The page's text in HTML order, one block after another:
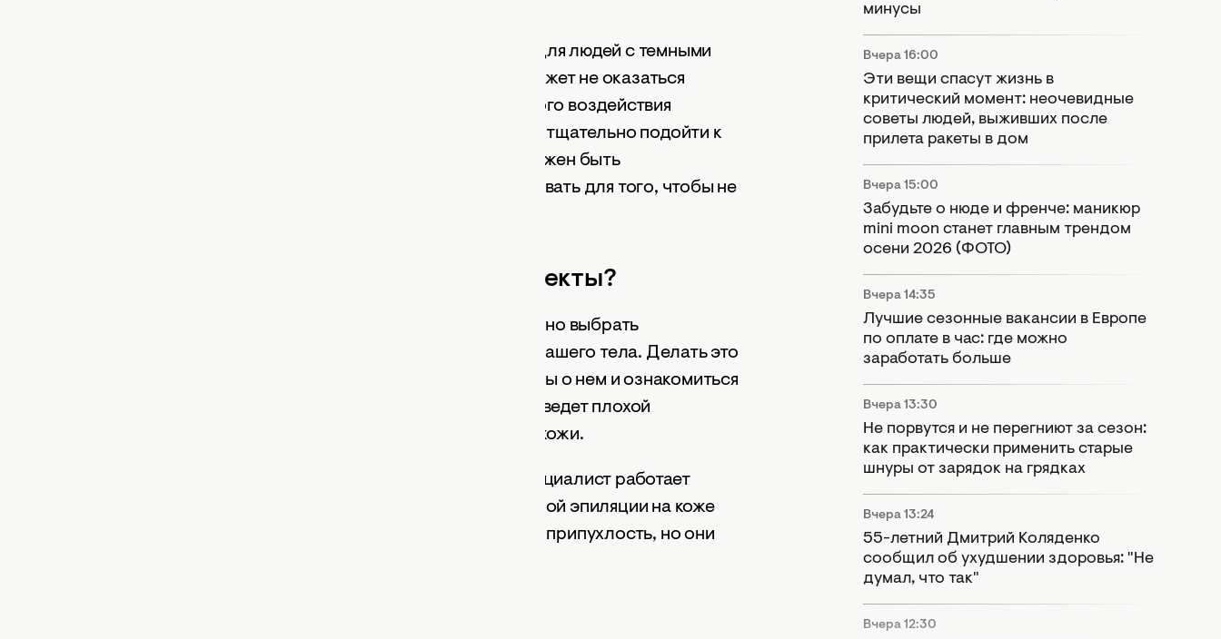
Более эффективна процедура лазерной эпиляции для людей с темными
волосами и светлой кожей, а вот у светловолосых может не оказаться
достаточного количества пигмента для эффективного воздействия
аппарата. Темнокожим и темноволосым людям стоит тщательно подойти к
выбору специалиста по лазерной эпиляции – он должен быть
профессионалом и понимать, какой лазер использовать для того, чтобы не
У лазерной эпиляции есть побочные эффекты?
Перед тем, как решиться на лазерную эпиляцию, важно выбрать
специалиста, который займется удалением волос с вашего тела. Делать это
стоит очень тщательно – внимательно изучить отзывы о нем и ознакомиться
с дипломами и сертификатами. Если процедуру проведет плохой
специалист – можно получить поверхностный ожог кожи.
Процедура будет совершенно безопасной, если специалист работает
лазером с правильными настройками. После лазерной эпиляции на коже
может появиться кратковременное покраснение или припухлость, но они
минусы
Вчера 16:00
Эти вещи спасут жизнь в
критический момент: неочевидные
советы людей, выживших после
прилета ракеты в дом
Вчера 15:00
Забудьте о нюде и френче: маникюр
mini moon станет главным трендом
осени 2026 (ФОТО)
Вчера 14:35
Лучшие сезонные вакансии в Европе
по оплате в час: где можно
заработать больше
Вчера 13:30
Не порвутся и не перегниют за сезон:
как практически применить старые
шнуры от зарядок на грядках
Вчера 13:24
55-летний Дмитрий Коляденко
сообщил об ухудшении здоровья: "Не
думал, что так"
Вчера 12:30